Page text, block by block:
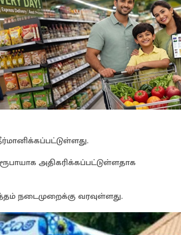
அதிகரிக்கப்பட்டுள்ளதாக
நடைமுறைக்கு வரவுள்ளது.